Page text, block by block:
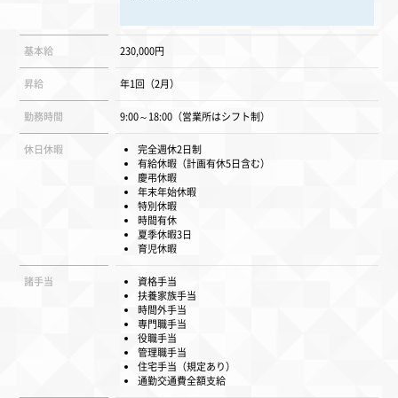
基本給 230,000円
昇給 年1回（2月）
勤務時間 9:00～18:00（営業所はシフト制）
休日休暇
完全週休2日制
有給休暇（計画有休5日含む）
慶弔休暇
年末年始休暇
特別休暇
時間有休
夏季休暇3日
育児休暇
諸手当
資格手当
扶養家族手当
時間外手当
専門職手当
役職手当
管理職手当
住宅手当（規定あり）
通勤交通費全額支給